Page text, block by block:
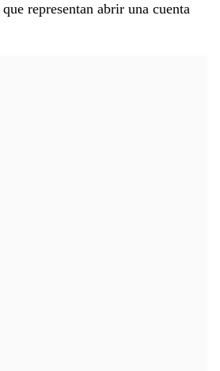
que representan abrir una cuenta